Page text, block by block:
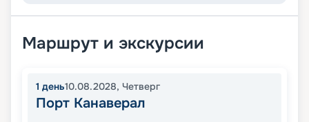
Маршрут и экскурсии
1 день10.08.2028, Четверг
Порт Канаверал